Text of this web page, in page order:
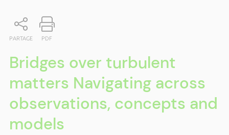
PARTAGE PDF
Bridges over turbulent
matters Navigating across
observations, concepts and
models